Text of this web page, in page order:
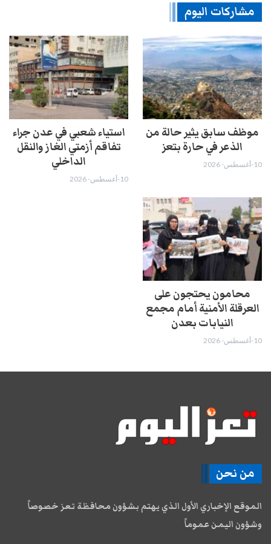
مشاركات اليوم
موظف سابق يثير حالة من
الذعر في حارة بتعز
10-أغسطس- 2026
استياء شعبي في عدن جراء
تفاقم أزمتي الغاز والنقل
الداخلي
10-أغسطس- 2026
محامون يحتجون على
العرقلة الأمنية أمام مجمع
النيابات بعدن
10-أغسطس- 2026
من نحن
الموقع الإخباري الأول الذي يهتم بشؤون محافظة تعز خصوصاً
وشؤون اليمن عموماً